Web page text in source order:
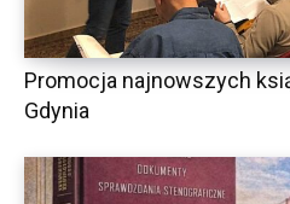
Promocja najnowszych
Gdynia